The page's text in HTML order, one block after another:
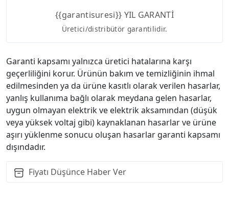
{{garantisuresi}} YIL GARANTİ
Üretici/distribütör garantilidir.
Garanti kapsamı yalnızca üretici hatalarına karşı
geçerliliğini korur. Ürünün bakım ve temizliğinin ihmal
edilmesinden ya da ürüne kasıtlı olarak verilen hasarlar,
yanlış kullanıma bağlı olarak meydana gelen hasarlar,
uygun olmayan elektrik ve elektrik aksamından (düşük
veya yüksek voltaj gibi) kaynaklanan hasarlar ve ürüne
aşırı yüklenme sonucu oluşan hasarlar garanti kapsamı
dışındadır.
Fiyatı Düşünce Haber Ver